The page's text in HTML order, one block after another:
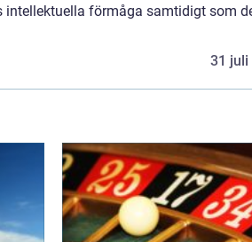
intellektuella förmåga samtidigt som
31 juli